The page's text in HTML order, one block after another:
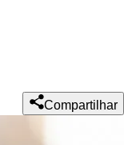
Compartilhar